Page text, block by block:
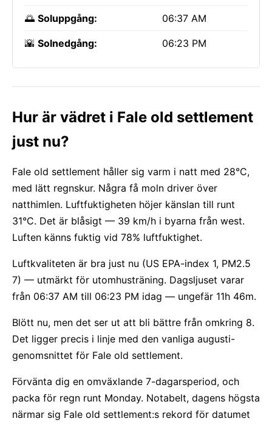
🌅 Soluppgång: 06:37 AM
🌇 Solnedgång: 06:23 PM
Hur är vädret i Fale old settlement
just nu?
Fale old settlement håller sig varm i natt med 28°C,
med lätt regnskur. Några få moln driver över
natthimlen. Luftfuktigheten höjer känslan till runt
31°C. Det är blåsigt — 39 km/h i byarna från west.
Luften känns fuktig vid 78% luftfuktighet.
Luftkvaliteten är bra just nu (US EPA-index 1, PM2.5
7) — utmärkt för utomhusträning. Dagsljuset varar
från 06:37 AM till 06:23 PM idag — ungefär 11h 46m.
Blött nu, men det ser ut att bli bättre från omkring 8.
Det ligger precis i linje med den vanliga augusti-
genomsnittet för Fale old settlement.
Förvänta dig en omväxlande 7-dagarsperiod, och
packa för regn runt Monday. Notabelt, dagens högsta
närmar sig Fale old settlement:s rekord för datumet